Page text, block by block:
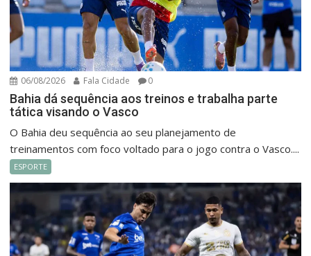
06/08/2026 Fala Cidade 0
Bahia dá sequência aos treinos e trabalha parte
tática visando o Vasco
O Bahia deu sequência ao seu planejamento de
treinamentos com foco voltado para o jogo contra o Vasco....
ESPORTE